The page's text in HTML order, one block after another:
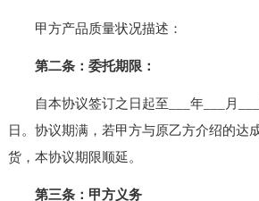
甲方产品质量状况描述：
第二条：委托期限：
自本协议签订之日起至___年___月___
日。协议期满，若甲方与原乙方介绍的达
货，本协议期限顺延。
第三条：甲方义务